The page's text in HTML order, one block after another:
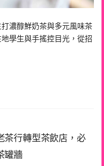
濃醇鮮奶茶與多元風味茶
學生與手搖控目光，從招
茶行轉型茶飲店，必
罐牆